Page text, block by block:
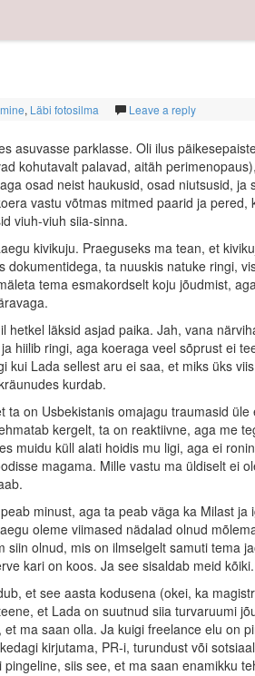
, Läbi fotosilma Leave a reply
asuvasse parklasse. Oli ilus
kohutavalt palavad, aitäh
osad neist haukusid, osad niutsusid, ja
vastu võtmas mitmed paarid ja
viuh-viuh siia-sinna.
kivikuju. Praeguseks ma tean, et
ta nuuskis natuke ringi,
tema esmakordselt koju jõudmist,
hetkel läksid asjad paika. Jah, vana
hiilib ringi, aga koeraga veel sõprust ei
kui Lada sellest aru ei saa, et miks üks
kurdab.
on Usbekistanis omajagu traumasid
kergelt, ta on reaktiivne, aga me
muidu küll alati hoidis mu ligi, aga ei
magama. Mille vastu ma üldiselt ei
minust, aga ta peab väga ka Milast ja
oleme viimased nädalad olnud
olnud, mis on ilmselgelt samuti tema
kari on koos. Ja see sisaldab meid kõiki.
et see aasta kodusena (okei, ka
et Lada on suutnud siia turvaruumi
ma saan olla. Ja kuigi freelance elu on
kirjutama, PR-i, turundust või
pingeline, siis see, et ma saan enamikku